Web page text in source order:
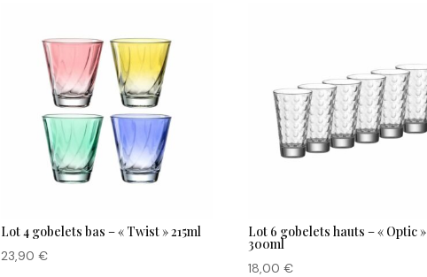
Lot 4 gobelets bas – « Twist » 215ml
23,90€
Lot 6 gobelets hauts – « Optic »
300ml
18,00€